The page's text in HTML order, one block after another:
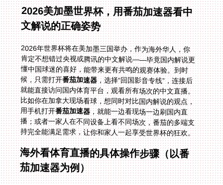
2026美加墨世界杯，用番茄加速器看中
文解说的正确姿势
2026年世界杯将在美加墨三国举办，作为海外华人，你
肯定不想错过央视或腾讯的中文解说——毕竟国内解说更
懂中国球迷的喜好，能带来更有共鸣的观赛体验。到时
候，只需打开番茄加速器，选择“回国影音专线”，连接后
就能直接访问国内体育平台，观看所有场次的中文直播。
比如你在加拿大现场看球，想同时对比国内解说的观点，
用手机打开番茄加速器，就能一边看现场一边刷国内直
播；或者一家人在不同设备上看不同场次，番茄的多端支
持完全能满足需求，让你和家人一起享受世界杯的狂欢。
海外看体育直播的具体操作步骤（以番
茄加速器为例）